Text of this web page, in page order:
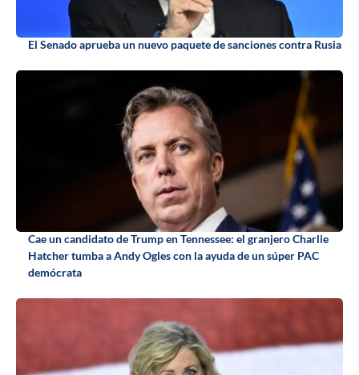
El Senado aprueba un nuevo paquete de sanciones contra Rusia
Cae un candidato de Trump en Tennessee: el granjero Charlie
Hatcher tumba a Andy Ogles con la ayuda de un súper PAC
demócrata